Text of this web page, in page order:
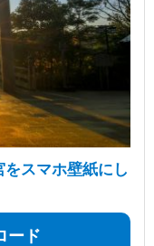
をスマホ壁紙にし
ード